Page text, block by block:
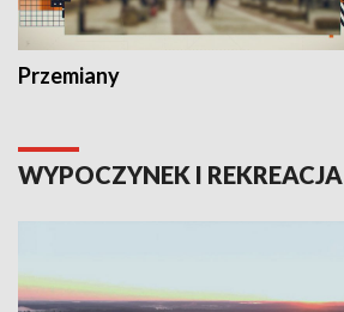
Przemiany
WYPOCZYNEK I REKREACJA